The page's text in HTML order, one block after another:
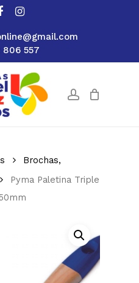
instagram
806 557
account
Brochas,
Pyma Paletina Triple